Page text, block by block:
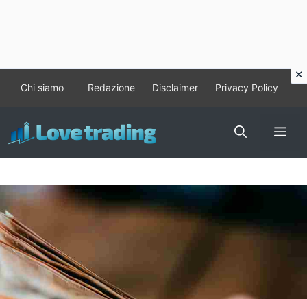
contenuto
Chi siamo Redazione Disclaimer Privacy Policy